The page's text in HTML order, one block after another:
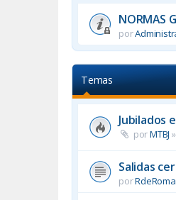
NORMAS
por
Temas
Jubilados
porMTBJ »
Salidas
porRdeRoma